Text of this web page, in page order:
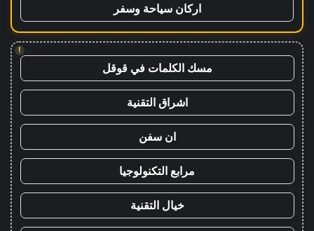
اركان سياحة وسفر
!
مسك الكلمات في قوقل
اشراق التقنية
ان سفن
مرابع التكنولوجيا
خيال التقنية